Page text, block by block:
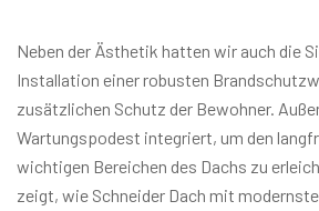
Neben der Ästhetik hatten wir auch die
Installation einer robusten
zusätzlichen Schutz der Bewohner.
Wartungspodest integriert, um den
wichtigen Bereichen des Dachs zu
zeigt, wie Schneider Dach mit